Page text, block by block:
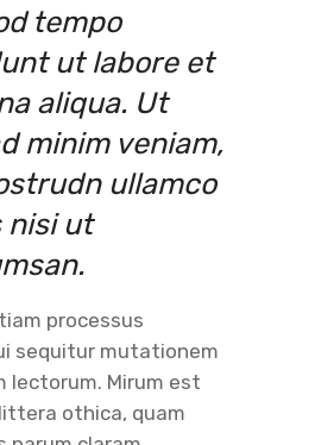
tempo
ut labore et
aliqua. Ut
minim veniam,
ullamco
nisi ut
processus
sequitur mutationem
lectorum. Mirum est
othica, quam